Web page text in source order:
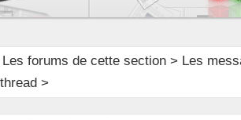
Les forums de cette section> Les
>